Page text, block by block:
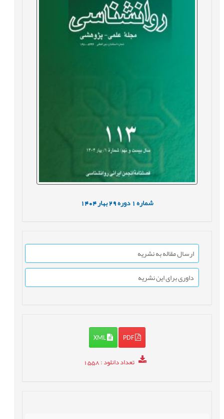
شماره1 دوره29 بهار1404
ارسال مقاله به نشریه
داوری برای این نشریه
PDF
XML
تعداد دانلود: 1558